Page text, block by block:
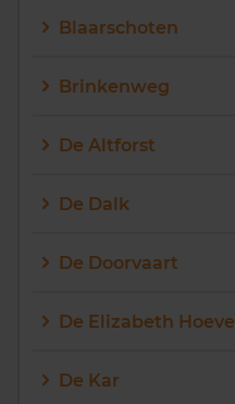
Q
R
Blaarschoten
Brinkenweg
De Altforst
De Dalk
De Doorvaart
De Elizabeth Hoeve
De Kar